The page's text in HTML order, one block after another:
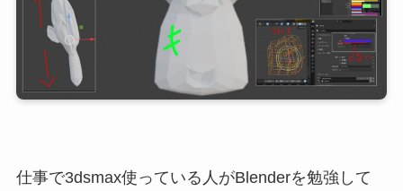
仕事で3dsmax使っている人がBlenderを勉強して